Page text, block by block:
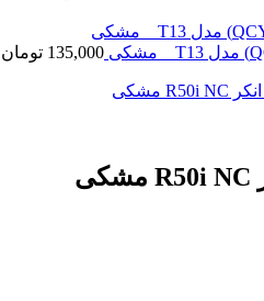
135,000 تومان